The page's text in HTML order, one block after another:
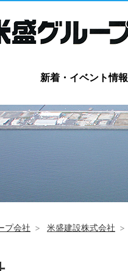
新着・イベント情報
プ会社 米盛建設株式会社